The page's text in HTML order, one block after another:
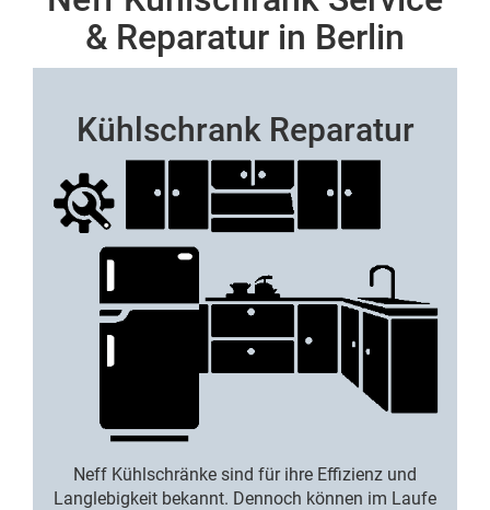
& Reparatur in Berlin
Kühlschrank Reparatur
Neff Kühlschränke sind für ihre Effizienz und
Langlebigkeit bekannt. Dennoch können im Laufe